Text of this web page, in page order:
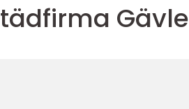
Gävle